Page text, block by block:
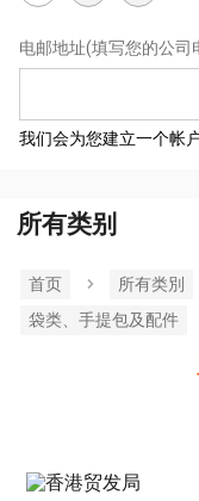
电邮地址(填写您的公司
我们会为您建立一个帐
所有类别
首页 所有类別
袋类、手提包及配件